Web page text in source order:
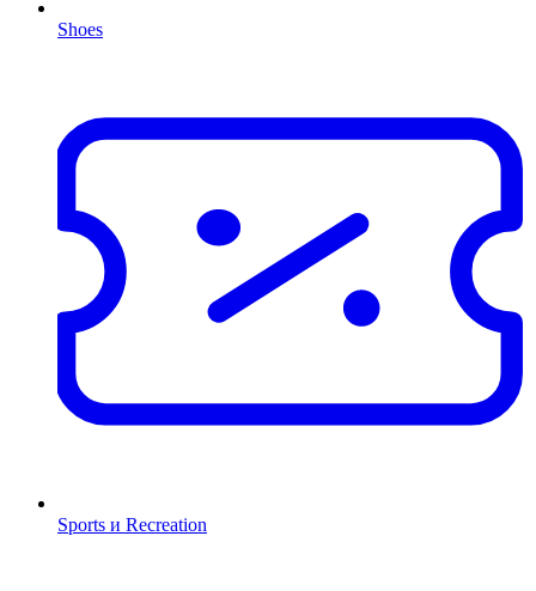
Shoes
Sports и Recreation